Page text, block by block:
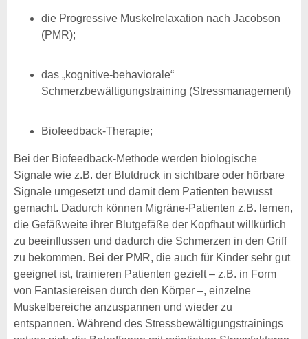
die Progressive Muskelrelaxation nach Jacobson
(PMR);
das „kognitive-behaviorale“
Schmerzbewältigungstraining (Stressmanagement)
Biofeedback-Therapie;
Bei der Biofeedback-Methode werden biologische
Signale wie z.B. der Blutdruck in sichtbare oder hörbare
Signale umgesetzt und damit dem Patienten bewusst
gemacht. Dadurch können Migräne-Patienten z.B. lernen,
die Gefäßweite ihrer Blutgefäße der Kopfhaut willkürlich
zu beeinflussen und dadurch die Schmerzen in den Griff
zu bekommen. Bei der PMR, die auch für Kinder sehr gut
geeignet ist, trainieren Patienten gezielt – z.B. in Form
von Fantasiereisen durch den Körper –, einzelne
Muskelbereiche anzuspannen und wieder zu
entspannen. Während des Stressbewältigungstrainings